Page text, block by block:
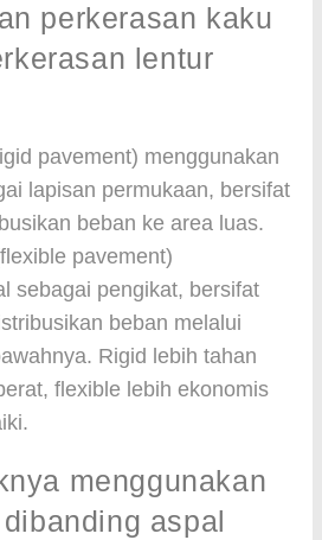
perkerasan kaku
lentur
pavement) menggunakan
lapisan permukaan, bersifat
beban ke area luas.
pavement)
sebagai pengikat, bersifat
beban melalui
Rigid lebih tahan
flexible lebih ekonomis
menggunakan
aspal